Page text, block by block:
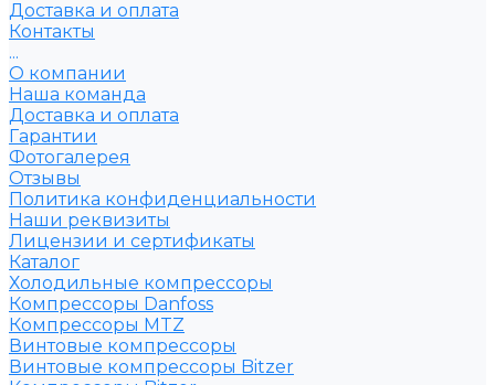
Доставка и оплата
Контакты
...
О компании
Наша команда
Доставка и оплата
Гарантии
Фотогалерея
Отзывы
Политика конфиденциальности
Наши реквизиты
Лицензии и сертификаты
Каталог
Холодильные компрессоры
Компрессоры Danfoss
Компрессоры MTZ
Винтовые компрессоры
Винтовые компрессоры Bitzer